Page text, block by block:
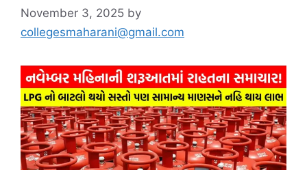
November 3, 2025 by
collegesmaharani@gmail.com